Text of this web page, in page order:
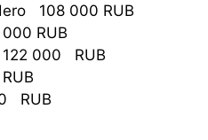
108 000 RUB
RUB
000 RUB
RUB